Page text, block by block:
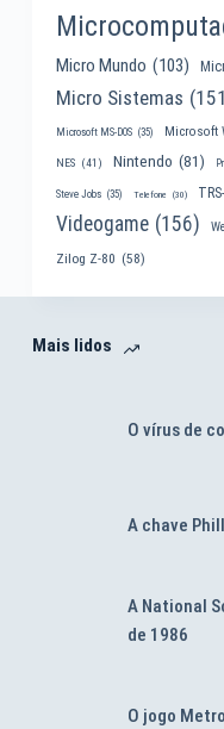
Micro Mundo (103)
Micro Sistemas
Microsoft MS-DOS (35) Microsoft
NES (41) Nintendo (81)
Steve Jobs (35) Telefone (30)
Videogame (156)
Zilog Z-80 (58)
Mais lidos
O vírus de
A chave
A National
de 1986
O jogo